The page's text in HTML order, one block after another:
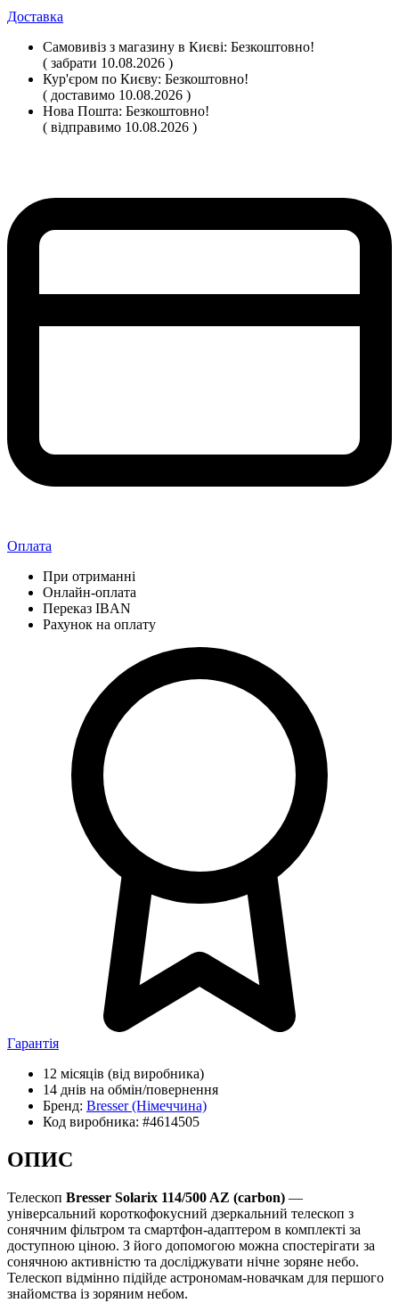
Доставка
Самовивіз з магазину в Києві: Безкоштовно!
( забрати 10.08.2026 )
Кур'єром по Києву: Безкоштовно!
( доставимо 10.08.2026 )
Нова Пошта: Безкоштовно!
( відправимо 10.08.2026 )
Оплата
При отриманні
Онлайн-оплата
Переказ IBAN
Рахунок на оплату
Гарантія
12 місяців (від виробника)
14 днів на обмін/повернення
Бренд: Bresser(Німеччина)
Код виробника: #4614505
ОПИС
Телескоп Bresser Solarix 114/500 AZ (сarbon) —
універсальний короткофокусний дзеркальний телескоп з
сонячним фільтром та смартфон-адаптером в комплекті за
доступною ціною. З його допомогою можна спостерігати за
сонячною активністю та досліджувати нічне зоряне небо.
Телескоп відмінно підійде астрономам-новачкам для першого
знайомства із зоряним небом.